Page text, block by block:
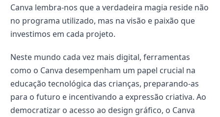
Canva lembra-nos que a verdadeira magia reside não
no programa utilizado, mas na visão e paixão que
investimos em cada projeto.
Neste mundo cada vez mais digital, ferramentas
como o Canva desempenham um papel crucial na
educação tecnológica das crianças, preparando-as
para o futuro e incentivando a expressão criativa. Ao
democratizar o acesso ao design gráfico, o Canva